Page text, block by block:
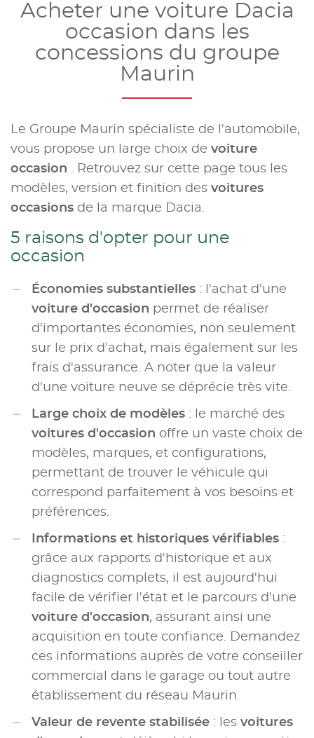
Acheter une voiture Dacia
occasion dans les
concessions du groupe
Maurin
Le Groupe Maurin spécialiste de l'automobile,
vous propose un large choix de voiture
occasion . Retrouvez sur cette page tous les
modèles, version et finition des voitures
occasions de la marque Dacia.
5 raisons d'opter pour une
occasion
Économies substantielles : l'achat d'une
voiture d'occasion permet de réaliser
d'importantes économies, non seulement
sur le prix d'achat, mais également sur les
frais d'assurance. A noter que la valeur
d'une voiture neuve se déprécie très vite.
Large choix de modèles : le marché des
voitures d'occasion offre un vaste choix de
modèles, marques, et configurations,
permettant de trouver le véhicule qui
correspond parfaitement à vos besoins et
préférences.
Informations et historiques vérifiables :
grâce aux rapports d'historique et aux
diagnostics complets, il est aujourd'hui
facile de vérifier l'état et le parcours d'une
voiture d'occasion, assurant ainsi une
acquisition en toute confiance. Demandez
ces informations auprès de votre conseiller
commercial dans le garage ou tout autre
établissement du réseau Maurin.
Valeur de revente stabilisée : les voitures